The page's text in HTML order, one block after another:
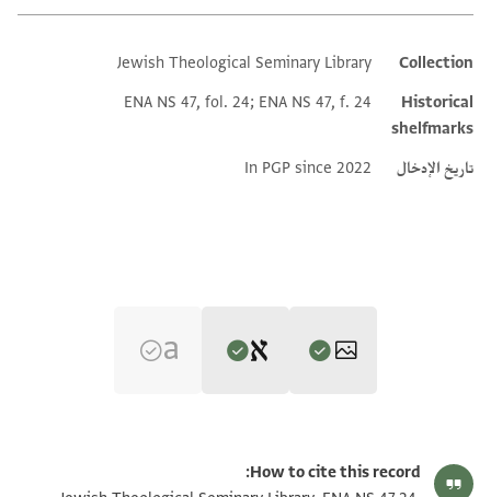
Additional metadata
Collection
Jewish Theological Seminary Library
Historical
shelfmarks
ENA NS 47, fol. 24; ENA NS 47, f. 24
تاريخ الإدخال In PGP since 2022
Matthew Dudley's digital edition (2025).
How to cite this record: